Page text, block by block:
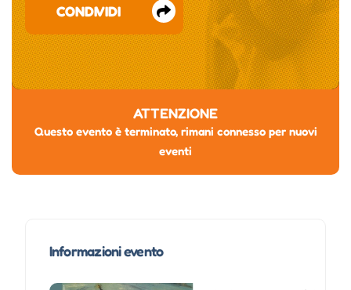
CONDIVIDI
ATTENZIONE
Questo evento è terminato, rimani connesso per nuovi
eventi
Informazioni evento